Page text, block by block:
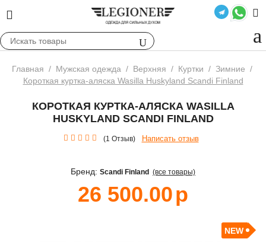
Главная / Мужская одежда / Верхняя / Куртки / Зимние /
Короткая куртка-аляска Wasilla Huskyland Scandi Finland
КОРОТКАЯ КУРТКА-АЛЯСКА WASILLA
HUSKYLAND SCANDI FINLAND
(1 Отзыв) Написать отзыв
Бренд: Scandi Finland (все товары)
26 500.00р
NEW